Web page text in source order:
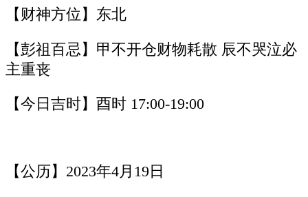
【财神方位】东北
【彭祖百忌】甲不开仓财物耗散 辰不哭泣必
主重丧
【今日吉时】酉时 17:00-19:00
【公历】2023年4月19日